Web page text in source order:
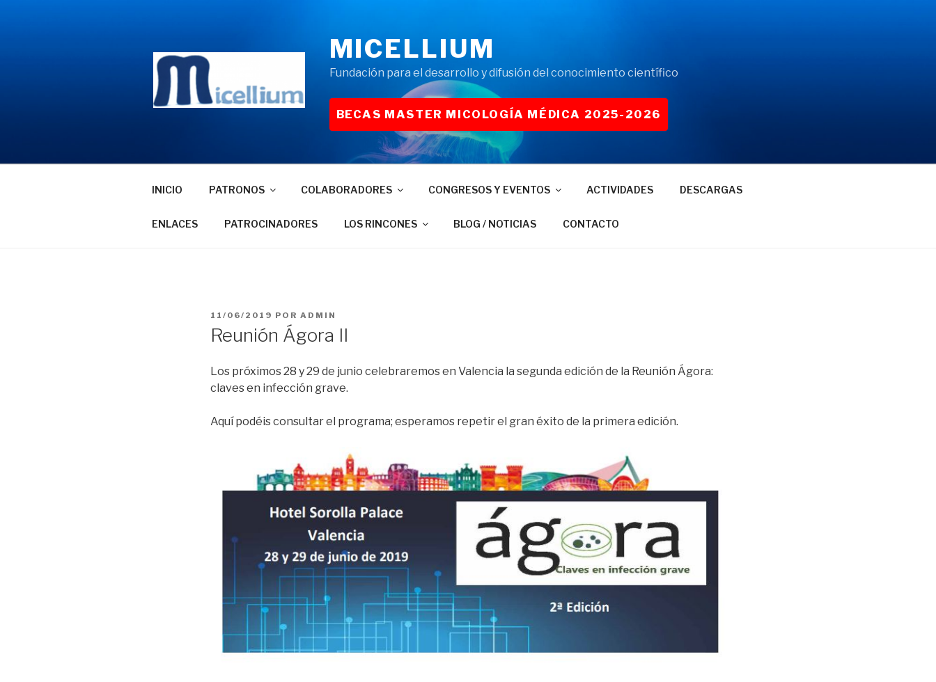
MICELLIUM
Fundación para el desarrollo y difusión del conocimiento científico
BECAS MASTER MICOLOGÍA MÉDICA 2025-2026
INICIO PATRONOS COLABORADORES CONGRESOS Y EVENTOS ACTIVIDADES DESCARGAS
ENLACES PATROCINADORES LOS RINCONES BLOG / NOTICIAS CONTACTO
PUBLICADO
11/06/2019 POR ADMIN
Reunión Ágora II
Los próximos 28 y 29 de junio celebraremos en Valencia la segunda edición de la Reunión Ágora:
claves en infección grave.
Aquí podéis consultar el programa; esperamos repetir el gran éxito de la primera edición.